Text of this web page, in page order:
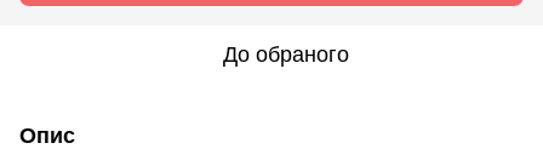
До обраного
Опис